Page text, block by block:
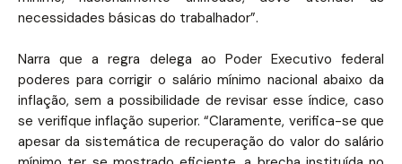
necessidades básicas do trabalhador”.
Narra que a regra delega ao Poder Executivo federal
poderes para corrigir o salário mínimo nacional abaixo da
inflação, sem a possibilidade de revisar esse índice, caso
se verifique inflação superior. “Claramente, verifica-se que
apesar da sistemática de recuperação do valor do salário